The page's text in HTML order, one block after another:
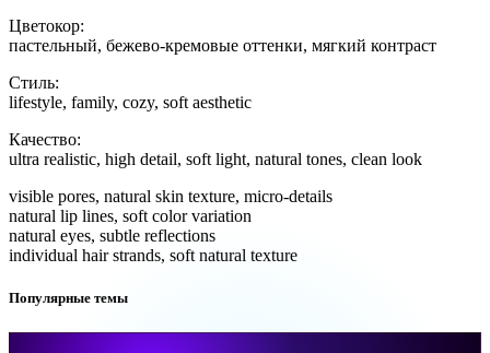
Цветокор:
пастельный, бежево-кремовые оттенки, мягкий контраст
Стиль:
lifestyle, family, cozy, soft aesthetic
Качество:
ultra realistic, high detail, soft light, natural tones, clean look
visible pores, natural skin texture, micro-details
natural lip lines, soft color variation
natural eyes, subtle reflections
individual hair strands, soft natural texture
Популярные темы